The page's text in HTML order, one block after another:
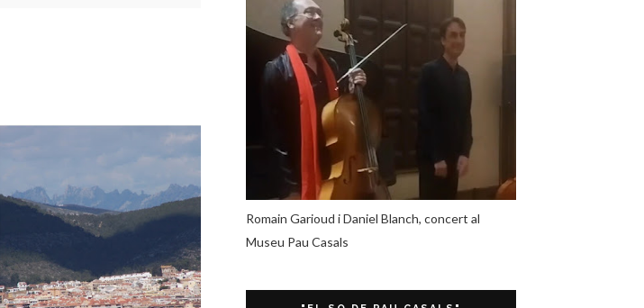
Romain Garioud i Daniel Blanch, concert al
Museu Pau Casals